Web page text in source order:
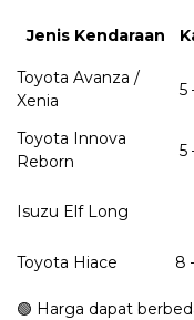
Jenis Kendaraan
Toyota Avanza /
Xenia
5
Toyota Innova
Reborn
5
Isuzu Elf Long
Toyota Hiace 8
🟢 Harga dapat